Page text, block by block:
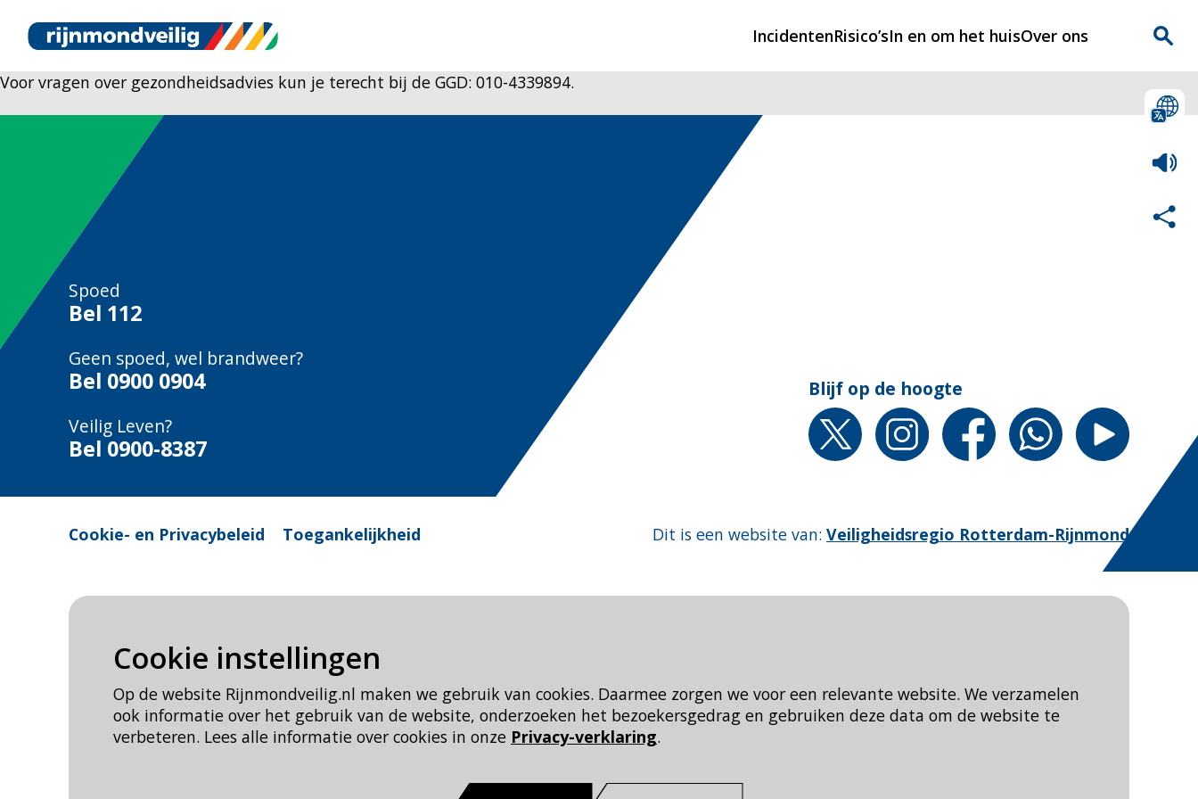
Cookie instellingen
Op de website Rijnmondveilig.nl maken we gebruik van cookies. Daarmee zorgen we voor een relevante website. We verzamelen
ook informatie over het gebruik van de website, onderzoeken het bezoekersgedrag en gebruiken deze data om de website te
verbeteren. Lees alle informatie over cookies in onze Privacy-verklaring.
Incidenten
Hulpdiensten nodig?
CIN-meldingen
Risico’sIn en om het huisOver ons
Voor vragen over gezondheidsadvies kun je terecht bij de GGD: 010-4339894.
Spoed
Bel 112
Geen spoed, wel brandweer?
Bel 0900 0904
Veilig Leven?
Bel 0900-8387
Blijf op de hoogte
Cookie- en Privacybeleid Toegankelijkheid Dit is een website van: Veiligheidsregio Rotterdam-Rijnmond